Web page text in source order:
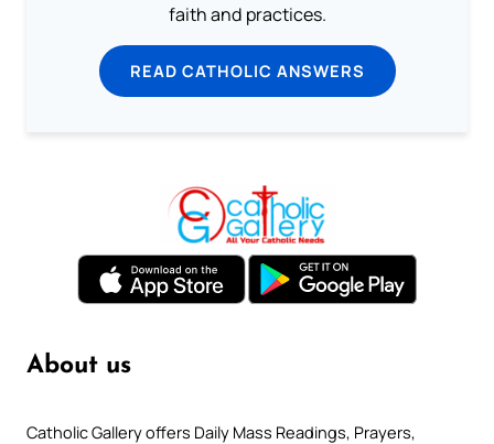
faith and practices.
READ CATHOLIC ANSWERS
About us
Catholic Gallery offers Daily Mass Readings, Prayers,